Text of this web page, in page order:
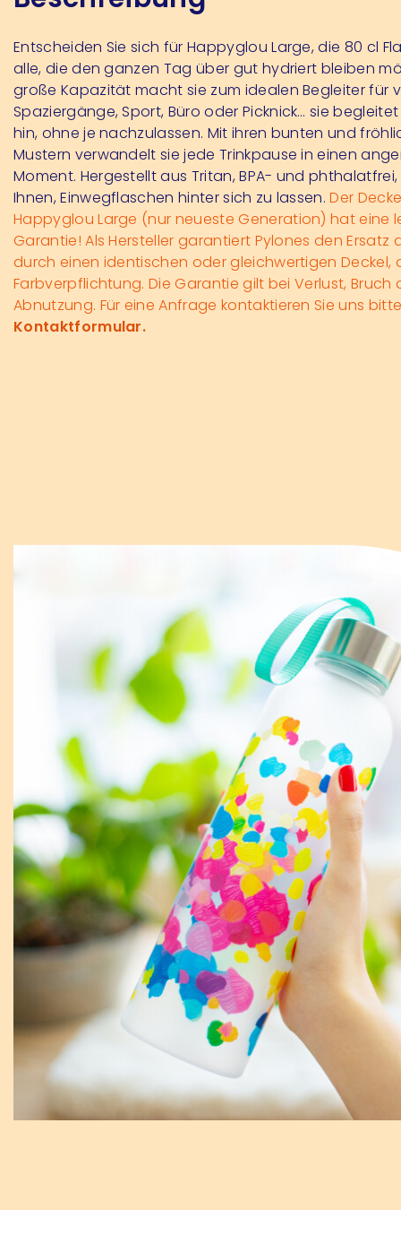
Entscheiden Sie sich für Happyglou Large, die 80 cl
alle, die den ganzen Tag über gut hydriert bleiben
große Kapazität macht sie zum idealen Begleiter für
Spaziergänge, Sport, Büro oder Picknick… sie
hin, ohne je nachzulassen. Mit ihren bunten und
Mustern verwandelt sie jede Trinkpause in einen
Moment. Hergestellt aus Tritan, BPA- und phthalatfrei,
Ihnen, Einwegflaschen hinter sich zu lassen.Der
Happyglou Large (nur neueste Generation) hat eine
Garantie! Als Hersteller garantiert Pylones den Ersatz
durch einen identischen oder gleichwertigen Deckel,
Farbverpflichtung. Die Garantie gilt bei Verlust, Bruch
Abnutzung. Für eine Anfrage kontaktieren Sie uns
Kontaktformular.